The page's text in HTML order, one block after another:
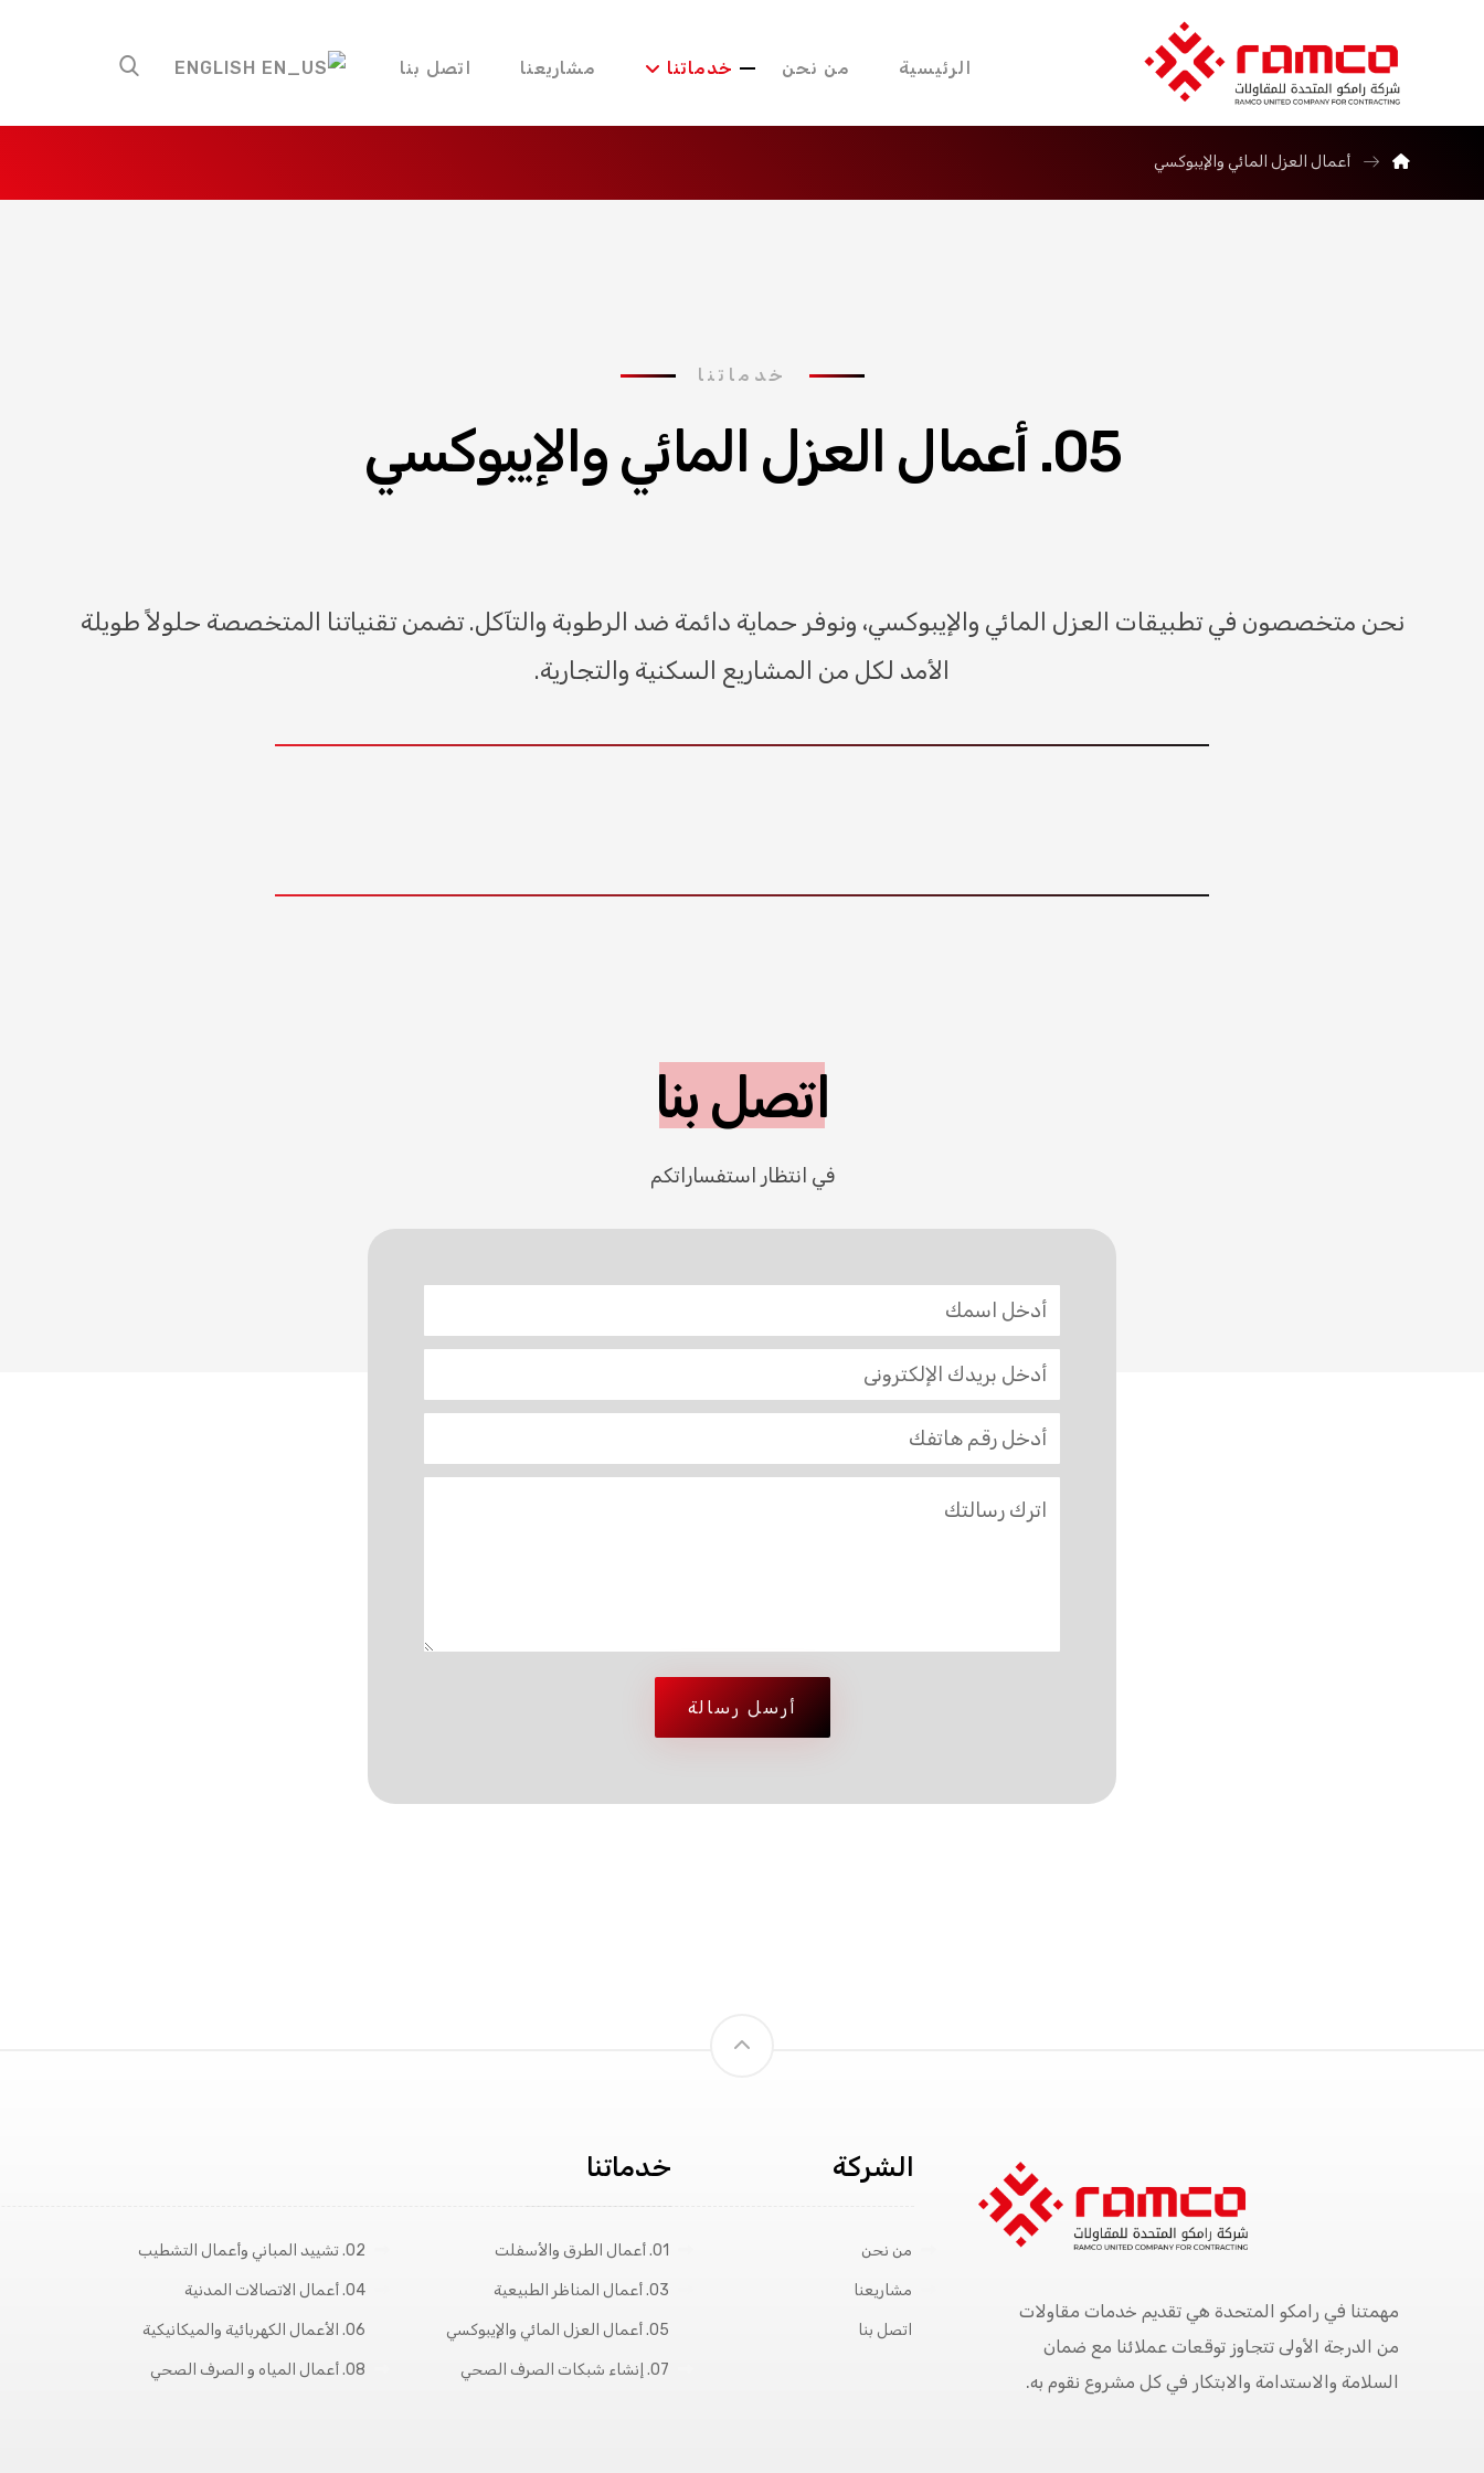
الرئيسية من نحن خدماتنا مشاريعنا اتصل بنا ENGLISH
أعمال العزل المائي والإيبوكسي
خدماتنا
05. أعمال العزل المائي والإيبوكسي
نحن متخصصون في تطبيقات العزل المائي والإيبوكسي، ونوفر حماية دائمة ضد الرطوبة والتآكل. تضمن تقنياتنا المتخصصة حلولاً طويلة
الأمد لكل من المشاريع السكنية والتجارية.
اتصل بنا
في انتظار استفساراتكم
أرسل رسالة
مهمتنا في رامكو المتحدة هي تقديم خدمات مقاولات
من الدرجة الأولى تتجاوز توقعات عملائنا مع ضمان
السلامة والاستدامة والابتكار في كل مشروع نقوم به.
الشركة
من نحن
مشاريعنا
اتصل بنا
خدماتنا
01. أعمال الطرق والأسفلت 02. تشييد المباني وأعمال التشطيب
03. أعمال المناظر الطبيعية 04. أعمال الاتصالات المدنية
05. أعمال العزل المائي والإيبوكسي 06. الأعمال الكهربائية والميكانيكية
07. إنشاء شبكات الصرف الصحي 08. أعمال المياه و الصرف الصحي